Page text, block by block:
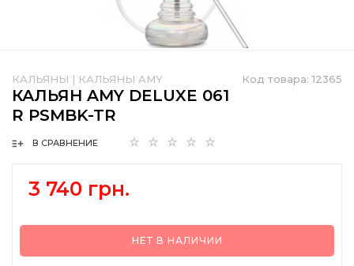
Код товара: 12365
КАЛЬЯНЫ | КАЛЬЯНЫ AMY
КАЛЬЯН AMY DELUXE 061
R PSMBK-TR
В СРАВНЕНИЕ
3 740 грн.
НЕТ В НАЛИЧИИ